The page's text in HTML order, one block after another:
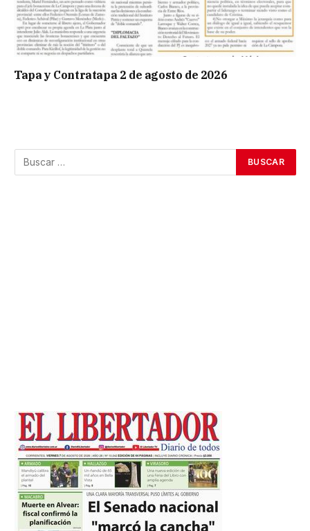
Tapa y Contratapa 2 de agosto de 2026